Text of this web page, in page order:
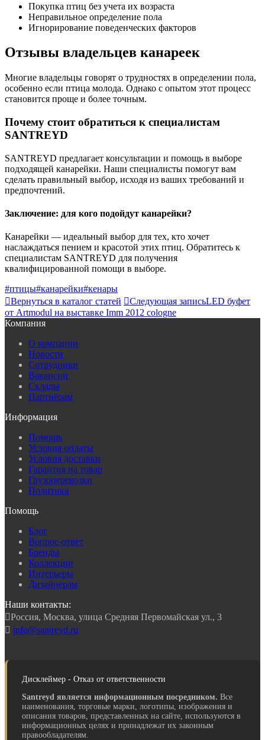
Покупка птиц без учета их возраста
Неправильное определение пола
Игнорирование поведенческих факторов
Отзывы владельцев канареек
Многие владельцы говорят о трудностях в определении пола,
особенно если птица молода. Однако с опытом этот процесс
становится проще и более точным.
Почему стоит обратиться к специалистам
SANTREYD
SANTREYD предлагает консультации и помощь в выборе
подходящей канарейки. Наши специалисты помогут вам
сделать правильный выбор, исходя из ваших требований и
предпочтений.
Заключение: для кого подойдут канарейки?
Канарейки — идеальный выбор для тех, кто хочет
наслаждаться пением и красотой этих птиц. Обратитесь к
специалистам SANTREYD для получения
квалифицированной помощи в выборе.
#птицы#канарейки#кенары
Вернуться в каталог статей Следующая записьLED буфет
от Artmodul на выставке Imm 2012 cologne
Компания
О компании
Новости
Сотрудники
Вакансии
Склады
Партнёрам
Информация
Помощь
Условия оплаты
Условия доставки
Гарантия на товар
Грузоперевозки
Политика
Помощь
Блог
Вопрос-ответ
Бренды
Коллекции
Интерьеры
Дизайнерам
Наши контакты:
Россия, Москва, улица Средняя Первомайская ул., 3
 info@santreyd.ru
Дисклеймер - Отказ от ответственности
Santreyd является информационным посредником. Все
наименования, торговые марки, логотипы, изображения и
описания товаров, представленных на сайте, используются в
информационных целях и принадлежат их законным
правообладателям.